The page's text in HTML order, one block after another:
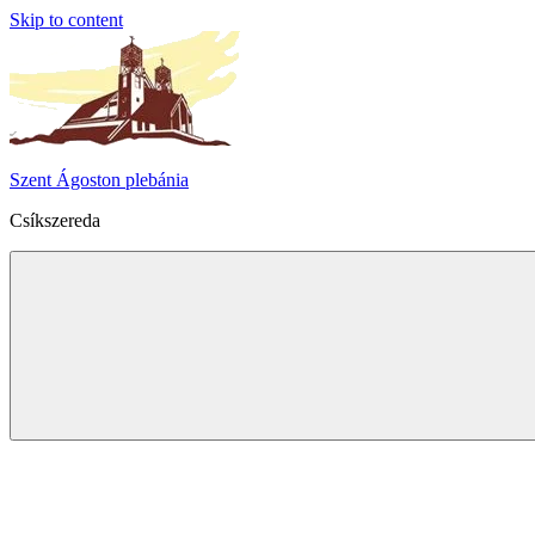
Skip to content
Szent Ágoston plebánia
Csíkszereda